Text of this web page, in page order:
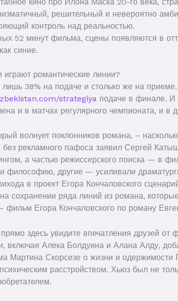
решительный и невероятно
контроль над реальностью.
52 минут фильма, сцены появляются в
синие.
играют романтические линии?
38% на подаче и столько же на
strategiya подаче в финале. И
и в матчах регулярного чемпионата, и
волнует поклонников романа, –
рекламного пафоса заявил Сергей
а частью режиссерского поиска — в
философию, другие — усиливали
в проект Егора Кончаловского
сохранении ряда линий из романа,
фильм Егора Кончаловского по роману
здесь увидите впечатления друзей от
включая Алека Болдуина и Алана Алду,
Мартина Скорсезе о жизни и
расстройством. Хьюз был не